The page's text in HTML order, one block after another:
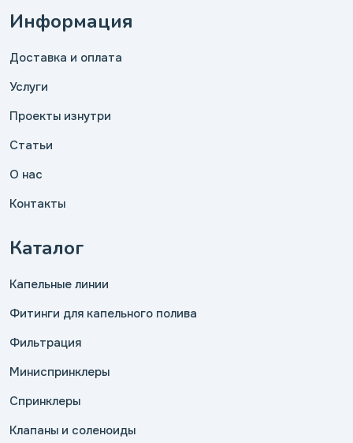
Информация
Доставка и оплата
Услуги
Проекты изнутри
Статьи
О нас
Контакты
Каталог
Капельные линии
Фитинги для капельного полива
Фильтрация
Миниспринклеры
Спринклеры
Клапаны и соленоиды